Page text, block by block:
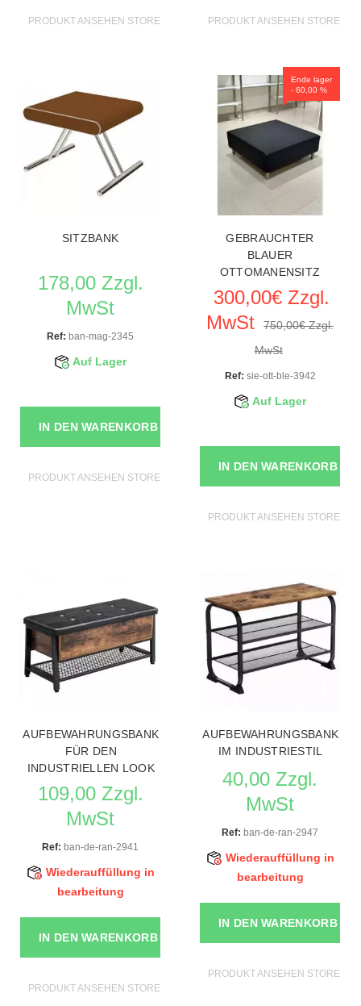
PRODUKT ANSEHEN STORE MÖBEL PRODUKT ANSEHEN STORE
SITZBANK
178,00 Zzgl.
MwSt
Ref: ban-mag-2345
Auf Lager
IN DEN WARENKORB
PRODUKT ANSEHEN STORE MÖBEL
Ende lager
- 60,00 %
GEBRAUCHTER
BLAUER
OTTOMANENSITZ
300,00€ Zzgl.
MwSt
750,00€ Zzgl.
MwSt
Ref: sie-ott-ble-3942
Auf Lager
IN DEN WARENKORB
PRODUKT ANSEHEN STORE
AUFBEWAHRUNGSBANK
FÜR DEN
INDUSTRIELLEN LOOK
109,00 Zzgl.
MwSt
Ref: ban-de-ran-2941
Wiederauffüllung in
bearbeitung
IN DEN WARENKORB
PRODUKT ANSEHEN STORE MÖBEL
AUFBEWAHRUNGSBANK
IM INDUSTRIESTIL
40,00 Zzgl.
MwSt
Ref: ban-de-ran-2947
Wiederauffüllung in
bearbeitung
IN DEN WARENKORB
PRODUKT ANSEHEN STORE